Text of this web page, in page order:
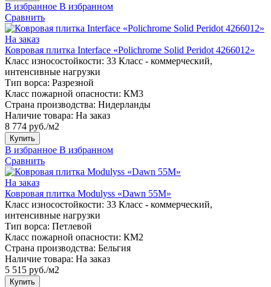
В избранное В избранном
Сравнить
На заказ
Ковровая плитка Interface «Polichrome Solid Peridot 4266012»
Класс износостойкости: 33 Класс - коммерческий,
интенсивные нагрузки
Тип ворса: Разрезной
Класс пожарной опасности: КМ3
Страна производства: Нидерланды
Наличие товара: На заказ
8 774 руб./м2
Купить
В избранное В избранном
Сравнить
На заказ
Ковровая плитка Modulyss «Dawn 55M»
Класс износостойкости: 33 Класс - коммерческий,
интенсивные нагрузки
Тип ворса: Петлевой
Класс пожарной опасности: КМ2
Страна производства: Бельгия
Наличие товара: На заказ
5 515 руб./м2
Купить